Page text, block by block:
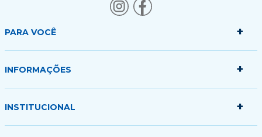
PARA VOCÊ +
Minha conta
INFORMAÇÕES +
Politica de Entrega
INSTITUCIONAL +